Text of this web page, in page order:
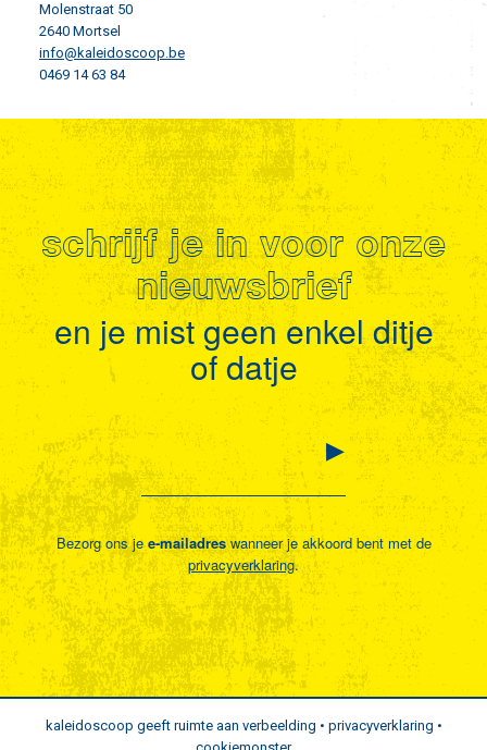
Molenstraat 50
2640 Mortsel
info@kaleidoscoop.be
0469 14 63 84
schrijf je in voor onze
nieuwsbrief
en je mist geen enkel ditje
of datje
Bezorg ons jee-mailadreswanneer je akkoord bent met de
privacyverklaring.
kaleidoscoop geeft ruimte aan verbeelding • privacyverklaring •